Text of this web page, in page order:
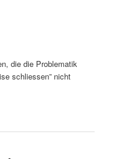
die die Problematik
schliessen” nicht